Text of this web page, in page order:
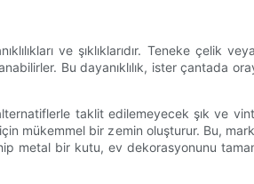
ve şıklıklarıdır. Teneke
Bu dayanıklılık, ister çantada
taklit edilemeyecek şık ve
mükemmel bir zemin oluşturur. Bu,
metal bir kutu, ev dekorasyonunu